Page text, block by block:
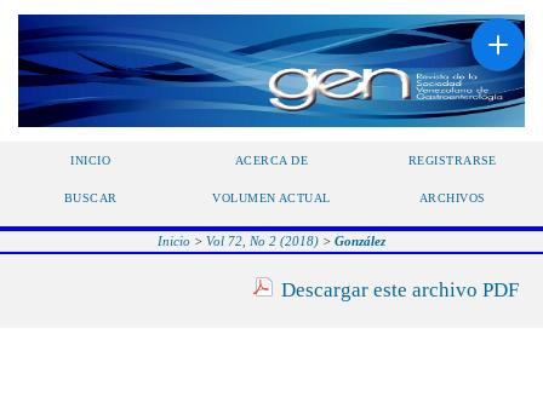
INICIO ACERCA DE REGISTRARSE
BUSCAR VOLUMEN ACTUAL ARCHIVOS
Inicio > Vol 72, No 2 (2018) > González
Descargar este archivo PDF